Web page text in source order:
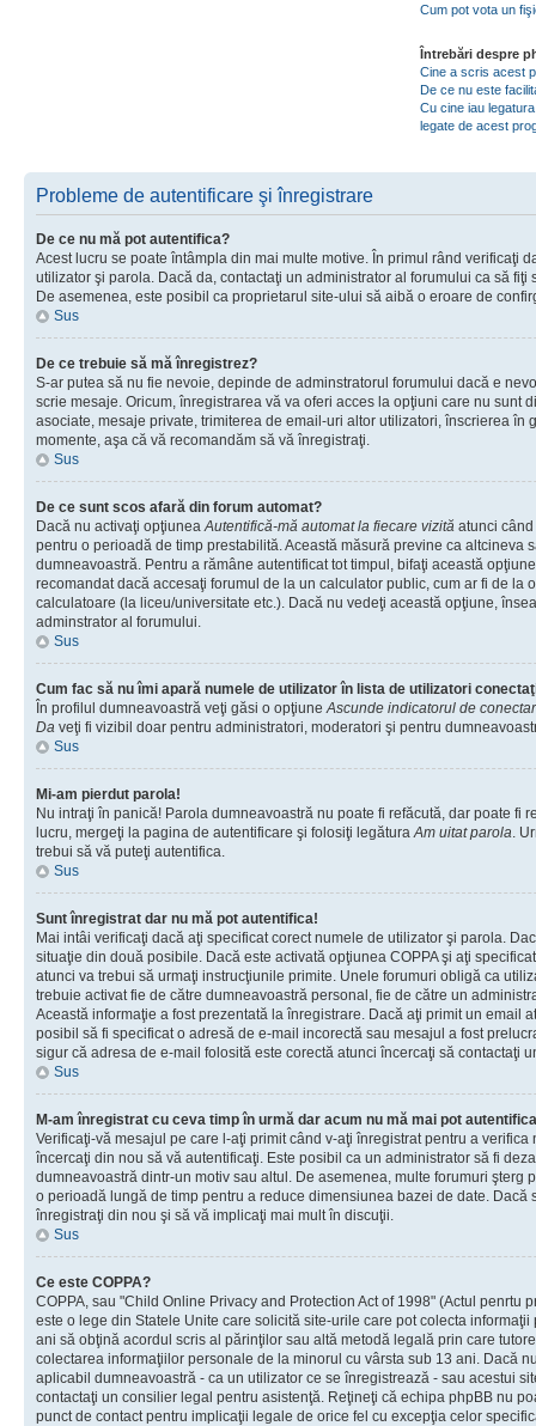
Cum pot vota un
Întrebări despre
Cine a scris acest
De ce nu este
Cu cine iau
legate de acest
Probleme de autentificare şi înregistrare
De ce nu mă pot autentifica?
Acest lucru se poate întâmpla din mai multe motive. În primul rând verificaţi
utilizator şi parola. Dacă da, contactaţi un administrator al forumului ca să fiţi
De asemenea, este posibil ca proprietarul site-ului să aibă o eroare de
Sus
De ce trebuie să mă înregistrez?
S-ar putea să nu fie nevoie, depinde de adminstratorul forumului dacă e
scrie mesaje. Oricum, înregistrarea vă va oferi acces la opţiuni care nu sunt
asociate, mesaje private, trimiterea de email-uri altor utilizatori, înscrierea în
momente, aşa că vă recomandăm să vă înregistraţi.
Sus
De ce sunt scos afară din forum automat?
Dacă nu activaţi opţiuneaAutentifică-mă automat la fiecare vizită atunci
pentru o perioadă de timp prestabilită. Această măsură previne ca altcineva
dumneavoastră. Pentru a rămâne autentificat tot timpul, bifaţi această
recomandat dacă accesaţi forumul de la un calculator public, cum ar fi de la
calculatoare (la liceu/universitate etc.). Dacă nu vedeţi această opţiune,
adminstrator al forumului.
Sus
Cum fac să nu îmi apară numele de utilizator în lista de utilizatori
În profilul dumneavoastră veţi găsi o opţiuneAscunde indicatorul de
Da veţi fi vizibil doar pentru administratori, moderatori şi pentru
Sus
Mi-am pierdut parola!
Nu intraţi în panică! Parola dumneavoastră nu poate fi refăcută, dar poate fi
lucru, mergeţi la pagina de autentificare şi folosiţi legăturaAm uitat parola.
trebui să vă puteţi autentifica.
Sus
Sunt înregistrat dar nu mă pot autentifica!
Mai intâi verificaţi dacă aţi specificat corect numele de utilizator şi parola.
situaţie din două posibile. Dacă este activată opţiunea COPPA şi aţi
atunci va trebui să urmaţi instrucţiunile primite. Unele forumuri obligă ca
trebuie activat fie de către dumneavoastră personal, fie de către un
Această informaţie a fost prezentată la înregistrare. Dacă aţi primit un email
posibil să fi specificat o adresă de e-mail incorectă sau mesajul a fost
sigur că adresa de e-mail folosită este corectă atunci încercaţi să contactaţi
Sus
M-am înregistrat cu ceva timp în urmă dar acum nu mă mai pot
Verificaţi-vă mesajul pe care l-aţi primit când v-aţi înregistrat pentru a
încercaţi din nou să vă autentificaţi. Este posibil ca un administrator să fi
dumneavoastră dintr-un motiv sau altul. De asemenea, multe forumuri şterg
o perioadă lungă de timp pentru a reduce dimensiunea bazei de date. Dacă
înregistraţi din nou şi să vă implicaţi mai mult în discuţii.
Sus
Ce este COPPA?
COPPA, sau "Child Online Privacy and Protection Act of 1998" (Actul penrtu
este o lege din Statele Unite care solicită site-urile care pot colecta
ani să obţină acordul scris al părinţilor sau altă metodă legală prin care
colectarea informaţiilor personale de la minorul cu vârsta sub 13 ani. Dacă
aplicabil dumneavoastră - ca un utilizator ce se înregistrează - sau acestui
contactaţi un consilier legal pentru asistenţă. Reţineţi că echipa phpBB nu
punct de contact pentru implicaţii legale de orice fel cu excepţia celor